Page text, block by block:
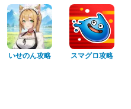
いせのん攻略 スマグロ攻略